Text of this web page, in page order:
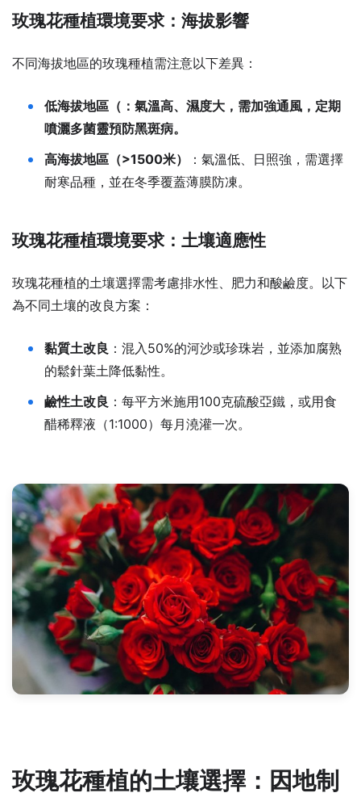
玫瑰花種植環境要求：海拔影響
不同海拔地區的玫瑰種植需注意以下差異：
低海拔地區（：氣溫高、濕度大，需加強通風，定期
噴灑多菌靈預防黑斑病。
高海拔地區（>1500米）
：氣溫低、日照強，需選擇
耐寒品種，並在冬季覆蓋薄膜防凍。
玫瑰花種植環境要求：土壤適應性
玫瑰花種植的土壤選擇需考慮排水性、肥力和酸鹼度。以下
為不同土壤的改良方案：
黏質土改良 ：混入50%的河沙或珍珠岩，並添加腐熟
的鬆針葉土降低黏性。
鹼性土改良 ：每平方米施用100克硫酸亞鐵，或用食
醋稀釋液（1:1000）每月澆灌一次。
玫瑰花種植的土壤選擇：因地制